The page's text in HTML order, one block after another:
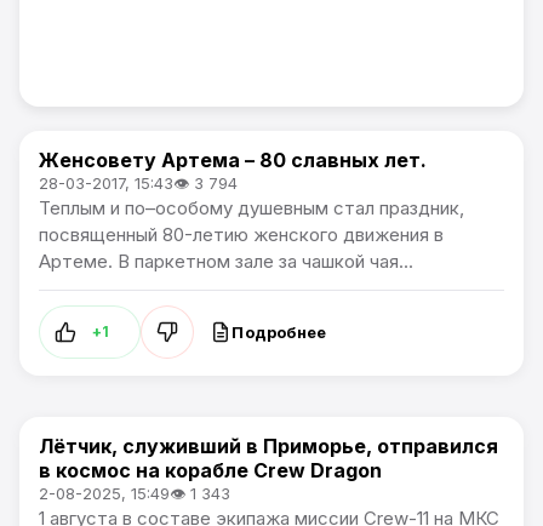
Общество
Женсовету Артема – 80 славных лет.
28-03-2017, 15:43👁 3 794
Теплым и по–особому душевным стал праздник,
посвященный 80-летию женского движения в
Артеме. В паркетном зале за чашкой чая...
+1 Подробнее
Общество
Лётчик, служивший в Приморье, отправился
в космос на корабле Crew Dragon
2-08-2025, 15:49👁 1 343
1 августа в составе экипажа миссии Crew-11 на МКС